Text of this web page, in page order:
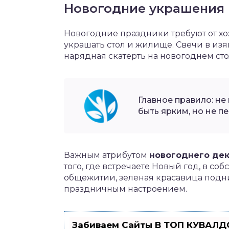
Новогодние украшения
Новогодние праздники требуют от
украшать стол и жилище. Свечи в
нарядная скатерть на новогоднем
Главное правило:
быть ярким, но не
Важным атрибутом новогоднего
того, где встречаете Новый год, в
общежитии, зеленая красавица
праздничным настроением.
Забиваем Сайты В ТОП